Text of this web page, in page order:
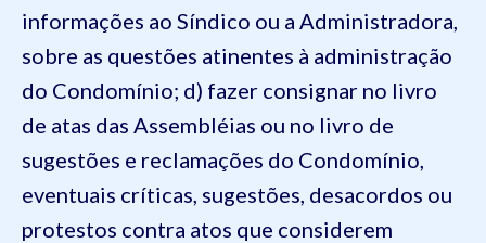
informações ao Síndico ou a Administradora,
sobre as questões atinentes à administração
do Condomínio; d) fazer consignar no livro
de atas das Assembléias ou no livro de
sugestões e reclamações do Condomínio,
eventuais críticas, sugestões, desacordos ou
protestos contra atos que considerem